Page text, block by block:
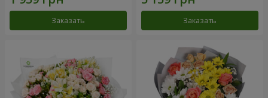
Заказать Заказать